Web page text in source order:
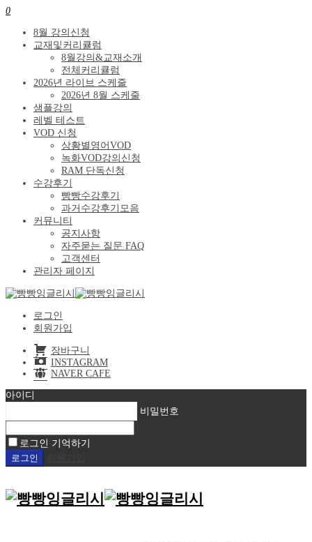
0
8월 강의신청
교재및커리큘럼
8월강의&교재소개
전체커리큘럼
2026년 라이브 스케줄
2026년 8월 스케줄
샘플강의
레벨 테스트
VOD 신청
상황별영어VOD
녹화VOD강의신청
RAM 단독신청
수강후기
빵빵수강후기
과거수강후기모음
커뮤니티
공지사항
자주묻는 질문 FAQ
고객센터
관리자 페이지
로그인
회원가입
장바구니
INSTAGRAM
NAVER CAFE
아이디
비밀번호
로그인 기억하기